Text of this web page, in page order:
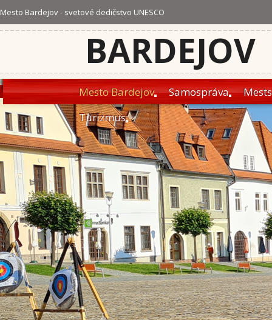
Mesto Bardejov - svetové dedičstvo UNESCO
BARDEJOV
Mesto Bardejov Samospráva
Turizmus